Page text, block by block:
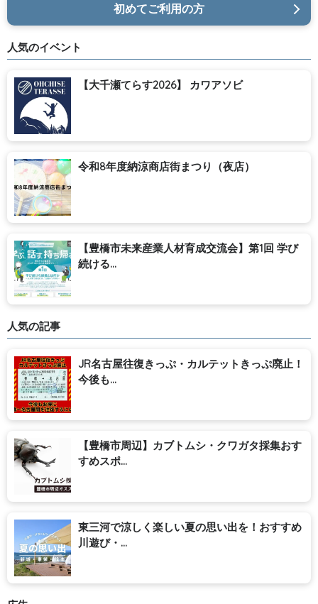
初めてご利用の方
人気のイベント
【大千瀬てらす2026】 カワアソビ
令和8年度納涼商店街まつり（夜店）
【豊橋市未来産業人材育成交流会】第1回 学び
続ける...
人気の記事
JR名古屋往復きっぷ・カルテットきっぷ廃止！
今後も...
【豊橋市周辺】カブトムシ・クワガタ採集おす
すめスポ...
東三河で涼しく楽しい夏の思い出を！おすすめ
川遊び・...